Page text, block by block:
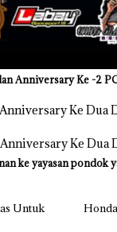
Anniversary Ke -2
ke yayasan pondok
Untuk